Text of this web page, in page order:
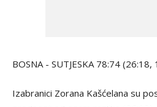
BOSNA - SUTJESKA 78:74
Izabranici Zorana Kašćelana su